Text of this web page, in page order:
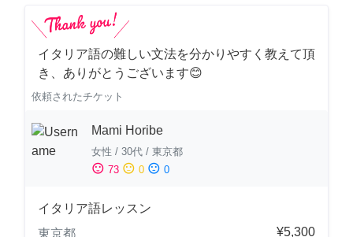
イタリア語の難しい文法を分かりやすく教えて頂
き、ありがとうございます😊
依頼されたチケット
Mami Horibe
女性 / 30代 / 東京都
sentiment_satisfied 73 sentiment_neutral 0 sentiment_dissatisfied 0
イタリア語レッスン
東京都
¥5,300